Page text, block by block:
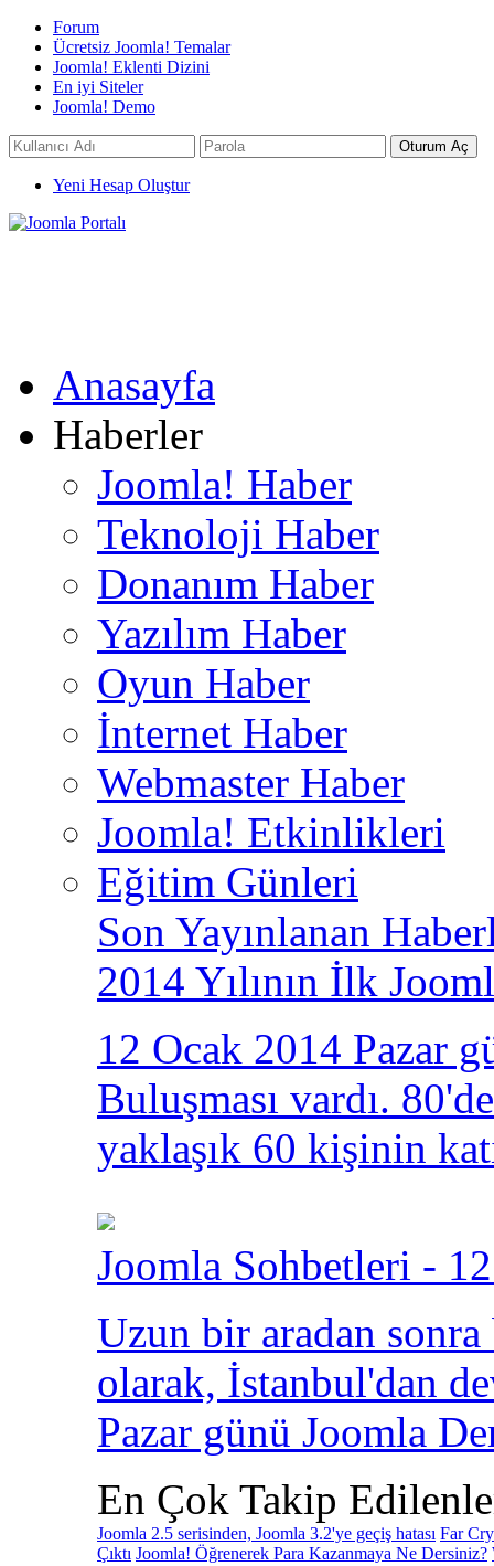
Forum
Ücretsiz Joomla! Temalar
Joomla! Eklenti Dizini
En iyi Siteler
Joomla! Demo
Yeni Hesap Oluştur
Anasayfa
Haberler
Joomla! Haber
Teknoloji Haber
Donanım Haber
Yazılım Haber
Oyun Haber
İnternet Haber
Webmaster Haber
Joomla! Etkinlikleri
Eğitim Günleri
Son Yayınlanan
2014 Yılının İlk
12 Ocak 2014 Pazar
Buluşması vardı.
yaklaşık 60 kişinin
Joomla Sohbetleri -
Uzun bir aradan
olarak, İstanbul'dan
Pazar günü Joomla
En Çok Takip
Joomla 2.5 serisinden, Joomla 3.2'ye geçiş hatası Far
Çıktı Joomla! Öğrenerek Para Kazanmaya Ne Dersiniz?